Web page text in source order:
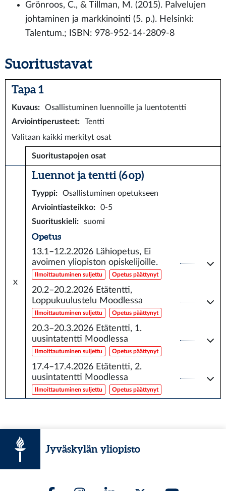
Grönroos, C., & Tillman, M. (2015). Palvelujen
johtaminen ja markkinointi (5. p.). Helsinki:
Talentum.; ISBN: 978-952-14-2809-8
Suoritustavat
Tapa 1
Kuvaus:
Osallistuminen luennoille ja luentotentti
Arviointiperusteet:
Tentti
Valitaan kaikki merkityt osat
Suoritustapojen osat
x
Luennot ja tentti (6 op)
Tyyppi:
Osallistuminen opetukseen
Arviointiasteikko:
0-5
Suorituskieli: suomi
Opetus
13.1–12.2.2026 Lähiopetus, Ei
avoimen yliopiston opiskelijoille.
Ilmoittautuminen suljettu Opetus päättynyt
20.2–20.2.2026 Etätentti,
Loppukuulustelu Moodlessa
Ilmoittautuminen suljettu Opetus päättynyt
20.3–20.3.2026 Etätentti, 1.
uusintatentti Moodlessa
Ilmoittautuminen suljettu Opetus päättynyt
17.4–17.4.2026 Etätentti, 2.
uusintatentti Moodlessa
Ilmoittautuminen suljettu Opetus päättynyt
Jyväskylän yliopisto